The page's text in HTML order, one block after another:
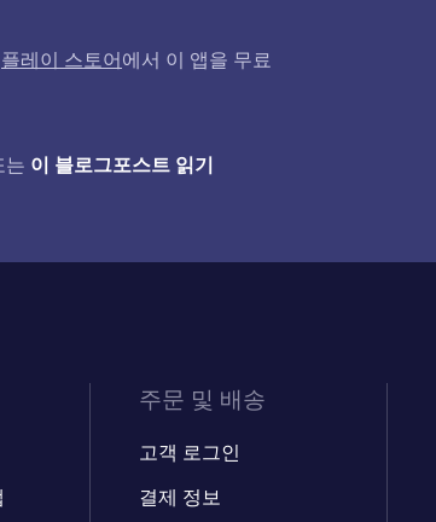
플레이 스토어에서 이 앱을 무료
는 이 블로그포스트 읽기
주문 및 배송
고객 로그인
결제 정보